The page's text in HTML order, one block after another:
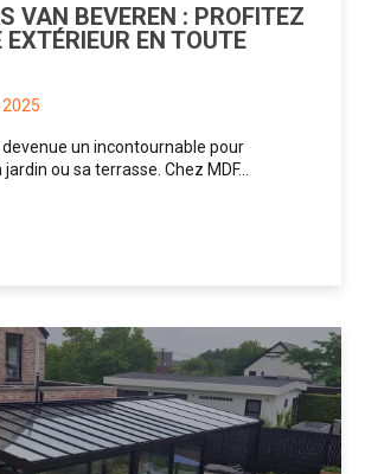
VAN BEVEREN : PROFITEZ
EXTÉRIEUR EN TOUTE
devenue un incontournable pour
ou sa terrasse. Chez MDF…